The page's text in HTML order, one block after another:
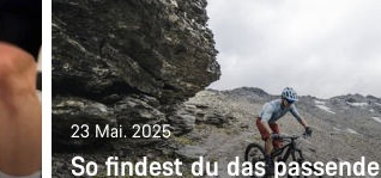
23 Mai. 2025
So findest du das passende